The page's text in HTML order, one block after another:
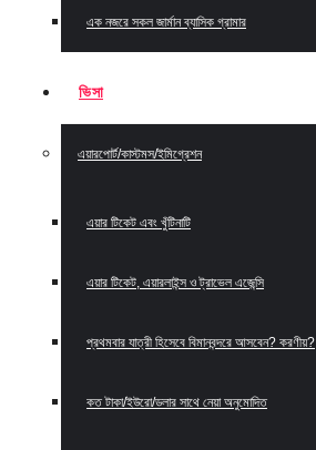
এক নজরে সকল জার্মান ব্যাসিক গ্রামার
ভিসা
এয়ারপোর্ট/কাস্টমস/ইমিগ্রেশন
এয়ার টিকেট এবং খুঁটিনাটি
এয়ার টিকেট, এয়ারলাইন্স ও ট্রাভেল এজেন্সি
প্রথমবার যাত্রী হিসেবে বিমানবন্দরে আসবেন? করণীয়?
কত টাকা/ইউরো/ডলার সাথে নেয়া অনুমোদিত